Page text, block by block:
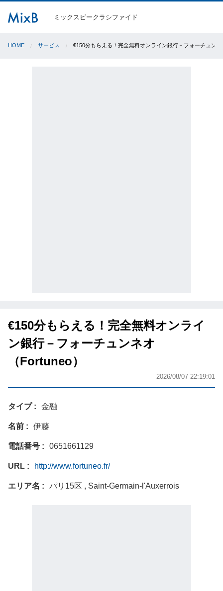
ミックスビークラシファイド
HOME サービス €150分もらえる！完全無料オンライン銀行－フォーチュン
€150分もらえる！完全無料オンライ
ン銀行－フォーチュンネオ
（Fortuneo）
2026/08/07 22:19:01
タイプ 金融
名前 伊藤
電話番号 0651661129
URL http://www.fortuneo.fr/
エリア名 パリ15区 , Saint-Germain-l'Auxerrois